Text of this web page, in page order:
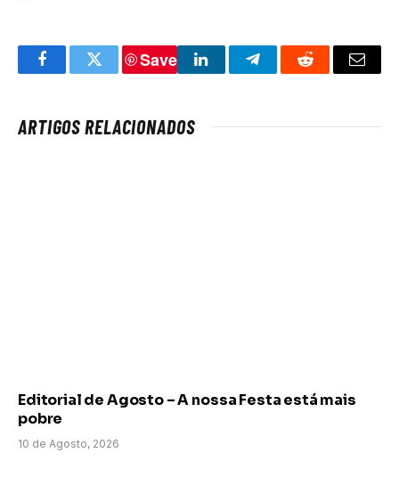
FacebookTwitter
Save
LinkedInTelegramReddit Email
ARTIGOS RELACIONADOS
Editorial de Agosto – A nossa Festa está mais
pobre
10 de Agosto, 2026